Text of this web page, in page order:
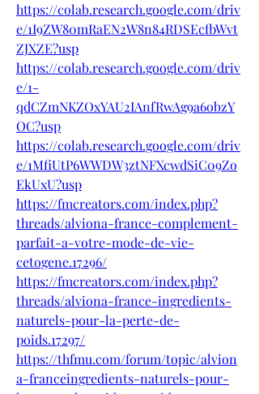
https://colab.research.google.com/driv
e/1I9ZW80mRaEN2W8n84RDSEcfbWvt
ZJXZE?usp
https://colab.research.google.com/driv
e/1-
qdCZmNKZOxYAU2IAnfRwAg9a6obzY
OC?usp
https://colab.research.google.com/driv
e/1MfiUtP6WWDW3ztNFXcwdSiC09Zo
EkUxU?usp
https://fmcreators.com/index.php?
threads/alviona-france-complement-
parfait-a-votre-mode-de-vie-
cetogene.17296/
https://fmcreators.com/index.php?
threads/alviona-france-ingredients-
naturels-pour-la-perte-de-
poids.17297/
https://thfmu.com/forum/topic/alvion
a-franceingredients-naturels-pour-